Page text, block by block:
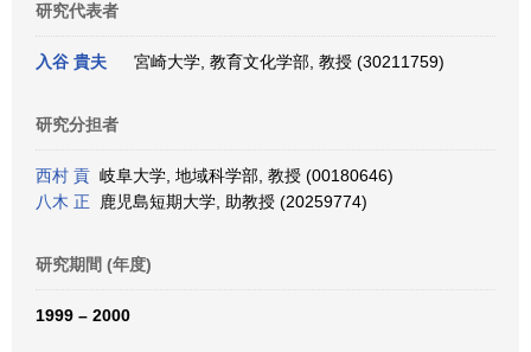
研究代表者
入谷 貴夫 宮崎大学, 教育文化学部, 教授 (30211759)
研究分担者
西村 貢 岐阜大学, 地域科学部, 教授 (00180646)
八木 正 鹿児島短期大学, 助教授 (20259774)
研究期間 (年度)
1999 – 2000